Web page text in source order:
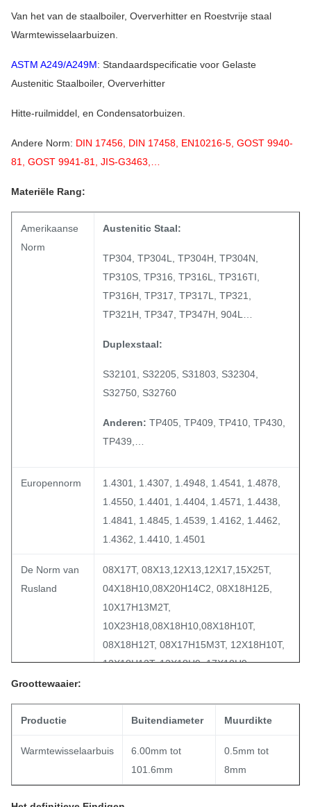
101.6 4
114.3 4 1/2
Vorm van
Buis:
Van het van de staalboiler, Oververhitter en Roestvrije staal
Warmtewisselaarbuizen.
ASTM A249/A249M: Standaardspecificatie voor Gelaste
Austenitic Staalboiler, Oververhitter
Hitte-ruilmiddel, en Condensatorbuizen.
Andere Norm: DIN 17456, DIN 17458, EN10216-5, GOST 9940-
81, GOST 9941-81, JIS-G3463,…
Materiële Rang:
Amerikaanse
Norm
Austenitic Staal:
TP304, TP304L, TP304H, TP304N,
TP310S, TP316, TP316L, TP316TI,
TP316H, TP317, TP317L, TP321,
TP321H, TP347, TP347H, 904L…
Duplexstaal:
S32101, S32205, S31803, S32304,
S32750, S32760
Anderen: TP405, TP409, TP410, TP430,
TP439,…
Europennorm
1.4301, 1.4307, 1.4948, 1.4541, 1.4878,
1.4550, 1.4401, 1.4404, 1.4571, 1.4438,
1.4841, 1.4845, 1.4539, 1.4162, 1.4462,
1.4362, 1.4410, 1.4501
De Norm van
Rusland
08Х17Т, 08Х13,12Х13,12Х17,15Х25Т,
04Х18Н10,08Х20Н14С2, 08Х18Н12Б,
10Х17Н13М2Т,
10Х23Н18,08Х18Н10,08Х18Н10Т,
08Х18Н12Т, 08Х17Н15М3Т, 12Х18Н10Т,
12Х18Н12Т, 12Х18Н9, 17Х18Н9,
Groottewaaier:
Productie Buitendiameter Muurdikte
Warmtewisselaarbuis
6.00mm tot
101.6mm
0.5mm tot
8mm